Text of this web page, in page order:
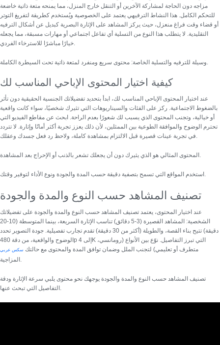
مزاجه دون الحاجة لمشاركة الآخرين أو التنقل خارج المنزل، مما يمنحه متعة ذاتية خاضعة
للتحكم الكامل. هذا النشاط الترفيهي يعتمد على الخصوصية ويُستخدم كطريقة لتفريغ التوتر
أو قضاء وقت فراغ منعزل، حيث يركز المشاهد على الإثارة البصرية كبديل عن أشكال الترفيه
التقليدية. لا يتطلب هذا النوع من التسلية أي تفاعل اجتماعي أو مهارات مسبقة، مما يجعله
كيفية اختيار المحتوى الإباحي المناسب لك
عند اختيار المحتوى الإباحي المناسب لك، ابدأ بتحديد تفضيلاتك الجنسية الحقيقية دون تأثر
بالضغوط الاجتماعية. ركز على الفئات والسيناريوهات التي تثيرك شخصيًا، سواء كانت واقعية
أو خيالية، وتجنب المحتوى الذي يسبب لك شعورًا بعدم الراحة. ابحث عن مقاطع الفيديو التي
تحترم الوضوح والموافقة الطوعية بين الممثلين، لأن ذلك يعزز تجربة أكثر أمانًا وإثارة. لا تتردد
تصنيف المشاهد حسب النوع والمدة والجودة
عند اختيار المحتوى، يعتمد تصنيف المشاهد حسب النوع والمدة والجودة على تفضيلاتك
الشخصية: المشاهد القصيرة (3-5 دقائق) تناسب الإثارة السريعة، بينما المتوسطة (10-20
دقيقة) تتيح بناء القصة، والطويلة (أكثر من 30 دقيقة) تقدم تجارب تفصيلية. جودة التصوير تحدد
الوضوح والواقعية، من دقة 480p إلى 4K التي تبرز التفاصيل. نوّع بين الأنواع (رومانسي،
متطرف أو تعليمي) لتجنب الملل وضمان توافق المدة والمحتوى مع حالتك سكس عربي
تصنيف المشاهد حسب النوع والمدة والجودة يوجهك نحو محتوى يلبي سرعة الإثارة ودقة